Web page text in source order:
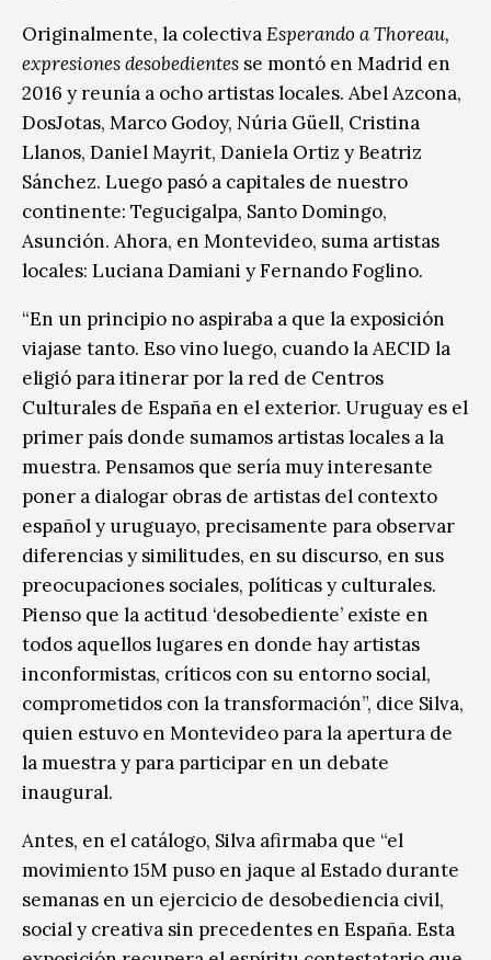
Originalmente, la colectivaEsperando a Thoreau,
expresiones desobedientes se montó en Madrid en
2016 y reunía a ocho artistas locales. Abel Azcona,
DosJotas, Marco Godoy, Núria Güell, Cristina
Llanos, Daniel Mayrit, Daniela Ortiz y Beatriz
Sánchez. Luego pasó a capitales de nuestro
continente: Tegucigalpa, Santo Domingo,
Asunción. Ahora, en Montevideo, suma artistas
locales: Luciana Damiani y Fernando Foglino.
“En un principio no aspiraba a que la exposición
viajase tanto. Eso vino luego, cuando la AECID la
eligió para itinerar por la red de Centros
Culturales de España en el exterior. Uruguay es el
primer país donde sumamos artistas locales a la
muestra. Pensamos que sería muy interesante
poner a dialogar obras de artistas del contexto
español y uruguayo, precisamente para observar
diferencias y similitudes, en su discurso, en sus
preocupaciones sociales, políticas y culturales.
Pienso que la actitud ‘desobediente’ existe en
todos aquellos lugares en donde hay artistas
inconformistas, críticos con su entorno social,
comprometidos con la transformación”, dice Silva,
quien estuvo en Montevideo para la apertura de
la muestra y para participar en un debate
inaugural.
Antes, en el catálogo, Silva afirmaba que “el
movimiento 15M puso en jaque al Estado durante
semanas en un ejercicio de desobediencia civil,
social y creativa sin precedentes en España. Esta